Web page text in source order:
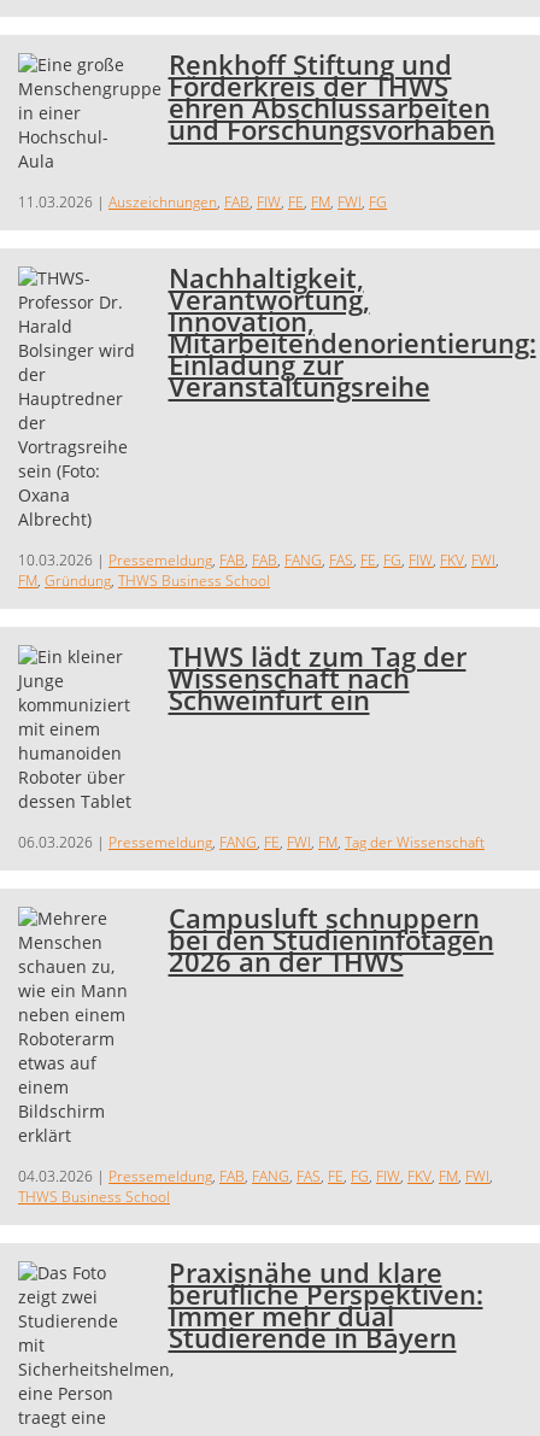
Renkhoff Stiftung und
Förderkreis der THWS
ehren Abschlussarbeiten
und Forschungsvorhaben
11.03.2026 | Auszeichnungen, FAB, FIW, FE, FM, FWI, FG
Nachhaltigkeit,
Verantwortung,
Innovation,
Mitarbeitendenorientierung:
Einladung zur
Veranstaltungsreihe
10.03.2026 | Pressemeldung, FAB, FAB, FANG, FAS, FE, FG, FIW, FKV, FWI,
FM, Gründung, THWS Business School
THWS lädt zum Tag der
Wissenschaft nach
Schweinfurt ein
06.03.2026 | Pressemeldung, FANG, FE, FWI, FM, Tag der Wissenschaft
Campusluft schnuppern
bei den Studieninfotagen
2026 an der THWS
04.03.2026 | Pressemeldung, FAB, FANG, FAS, FE, FG, FIW, FKV, FM, FWI,
THWS Business School
Praxisnähe und klare
berufliche Perspektiven:
Immer mehr dual
Studierende in Bayern